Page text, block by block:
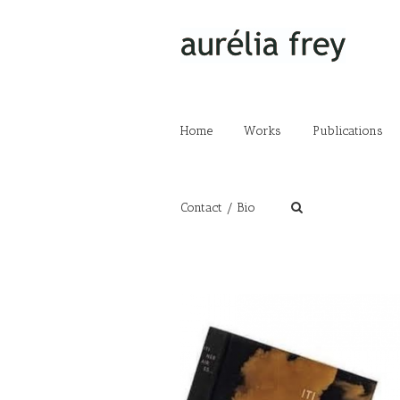
Home Works Publications
Contact / Bio